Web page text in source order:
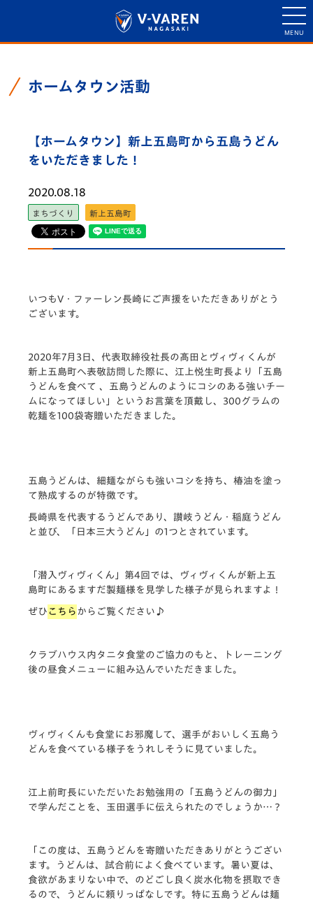
ホームタウン活動
【ホームタウン】新上五島町から五島うどん
をいただきました！
2020.08.18
まちづくり 新上五島町
いつもV・ファーレン長崎にご声援をいただきありがとう
ございます。
2020年7月3日、代表取締役社長の髙田とヴィヴィくんが
新上五島町へ表敬訪問した際に、江上悦生町長より「 五島
うどん を食べて 、 五島 うどんのようにコシのある強いチー
ムになってほしい」というお言葉を頂戴し、300グラムの
乾麺を100袋寄贈いただきました。
五島うどんは、細麺ながらも強いコシを持ち、椿油を塗っ
て熟成するのが特徴です。
長崎県を代表するうどんであり、讃岐うどん・稲庭うどん
と並び、「日本三大うどん」の1つとされています。
「潜入ヴィヴィくん」第4回では、ヴィヴィくんが新上五
島町にあるますだ製麺様を見学した様子が見られますよ！
ぜひ こちら からご覧ください♪
クラブハウス内タニタ食堂のご協力のもと、トレーニング
後の昼食メニューに組み込んでいただきました。
ヴィヴィくんも食堂にお邪魔して、選手がおいしく五島う
どんを食べている様子をうれしそうに見ていました。
江上前町長にいただいたお勉強用の「五島うどんの御力」
で学んだことを、玉田選手に伝えられたのでしょうか…？
「この度は、五島うどんを寄贈いただきありがとうござい
ます。うどんは、試合前によく食べています。暑い夏は、
食欲があまりない中で、のどごし良く炭水化物を摂取でき
るので、うどんに頼りっぱなしです。特に五島うどんは麺